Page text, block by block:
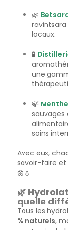
🌿
ravintsara
locaux.
🧪
une
🍃
sauvages
soins
Avec eux,
savoir-faire et
🌼💧
🌿
quelle
Tous les
% naturels,